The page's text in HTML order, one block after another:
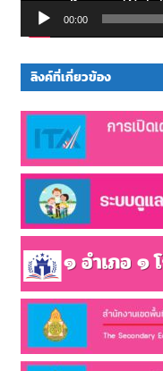
00:00
ลิงค์ที่เกี่ยวข้อง